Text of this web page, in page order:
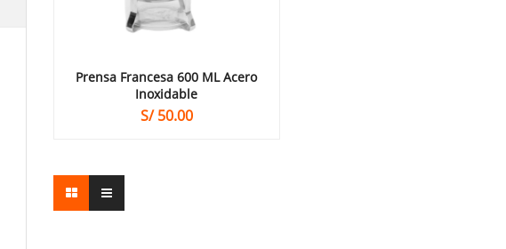
Prensa Francesa 600 ML Acero
Inoxidable
S/50.00